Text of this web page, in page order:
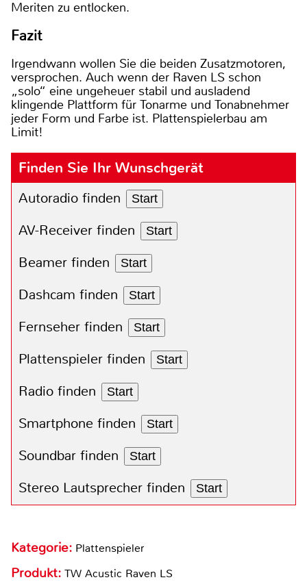
Meriten zu entlocken.
Fazit
Irgendwann wollen Sie die beiden Zusatzmotoren,
versprochen. Auch wenn der Raven LS schon
„solo“ eine ungeheuer stabil und ausladend
klingende Plattform für Tonarme und Tonabnehmer
jeder Form und Farbe ist. Plattenspielerbau am
Limit!
Finden Sie Ihr Wunschgerät
Autoradio finden Start
AV-Receiver finden Start
Beamer finden Start
Dashcam finden Start
Fernseher finden Start
Plattenspieler finden Start
Radio finden Start
Smartphone finden Start
Soundbar finden Start
Stereo Lautsprecher finden Start
Kategorie: Plattenspieler
Produkt: TW Acustic Raven LS